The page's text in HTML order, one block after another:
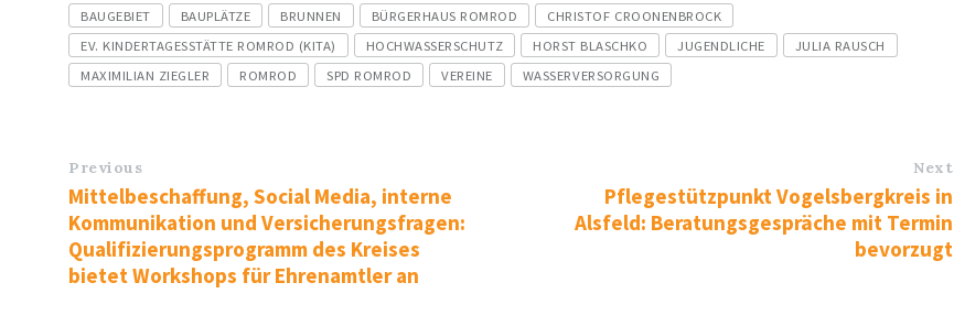
Tags
BAUGEBIET BAUPLÄTZE BRUNNEN BÜRGERHAUS ROMROD
CHRISTOF CROONENBROCK
EV. KINDERTAGESSTÄTTE ROMROD (KITA)
HOCHWASSERSCHUTZ HORST BLASCHKO JUGENDLICHE
JULIA RAUSCH
MAXIMILIAN ZIEGLER
ROMROD SPD ROMROD VEREINE WASSERVERSORGUNG
Previous
Mittelbeschaffung, Social Media, interne
Kommunikation und Versicherungsfragen:
Qualifizierungsprogramm des Kreises
bietet Workshops für Ehrenamtler an
Next
Pflegestützpunkt Vogelsbergkreis in
Alsfeld: Beratungsgespräche mit Termin
bevorzugt